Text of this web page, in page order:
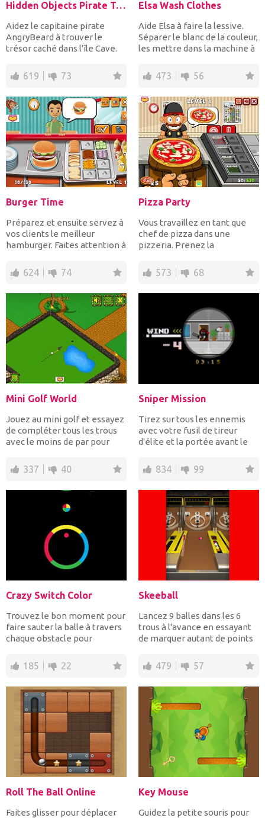
Hidden Objects Pirate Treasure
Aidez le capitaine pirate
AngryBeard à trouver le
trésor caché dans l'île Cave.
619 73
Elsa Wash Clothes
Aide Elsa à faire la lessive.
Séparer le blanc de la couleur,
les mettre dans la machine à
473 56
Burger Time
Préparez et ensuite servez à
vos clients le meilleur
hamburger. Faites attention à
624 74
Pizza Party
Vous travaillez en tant que
chef de pizza dans une
pizzeria. Prenez la
pr...
573 68
Mini Golf World
Jouez au mini golf et essayez
de compléter tous les trous
avec le moins de par pour
337 40
Sniper Mission
Tirez sur tous les ennemis
avec votre fusil de tireur
d'élite et la portée avant le
834 99
Crazy Switch Color
Trouvez le bon moment pour
faire sauter la balle à travers
chaque obstacle pour
185 22
Skeeball
Lancez 9 balles dans les 6
trous à l'avance en essayant
de marquer autant de points
479 57
Roll The Ball Online
Faites glisser pour déplacer
Key Mouse
Guidez la petite souris pour